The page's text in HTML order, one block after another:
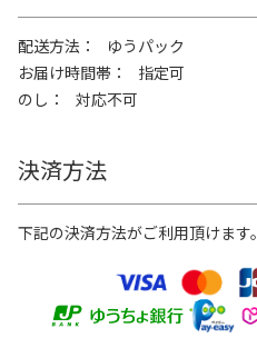
配送方法
ゆうパック
お届け時間帯
指定可
のし
対応不可
決済方法
下記の決済方法がご利用頂けます。